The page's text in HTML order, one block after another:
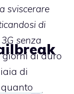
sviscerare
di
senza
giorni di duro
di